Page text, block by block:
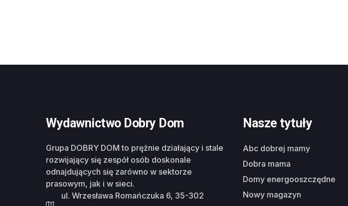
Wydawnictwo Dobry Dom
Grupa DOBRY DOM to prężnie działający i stale
rozwijający się zespół osób doskonale
odnajdujących się zarówno w sektorze
prasowym, jak i w sieci.
ul. Wrzesława Romańczuka 6, 35-302
Nasze tytuły
abc dobrej mamy
dobra mama
domy energooszczędne
nowy magazyn